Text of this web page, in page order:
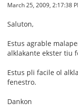
March 25, 2009, 2:17:38
Saluton,
Estus agrable
alklakante ekster tiu
Estus pli facile ol
fenestro.
Dankon